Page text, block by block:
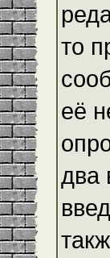
то
её
два